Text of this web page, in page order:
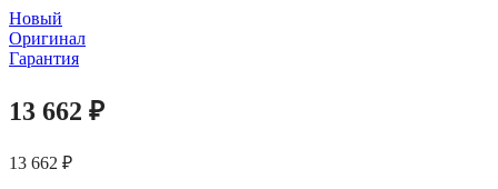
Новый
Оригинал
Гарантия
13 662 ₽
13 662 ₽